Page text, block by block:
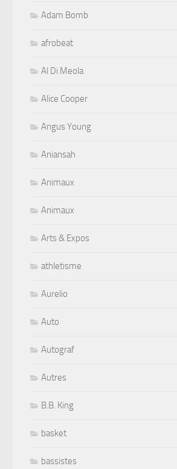
Adam Bomb
afrobeat
Al Di Meola
Alice Cooper
Angus Young
Aniansah
Animaux
Animaux
Arts & Expos
athletisme
Aurelio
Auto
Autograf
Autres
B.B. King
basket
bassistes